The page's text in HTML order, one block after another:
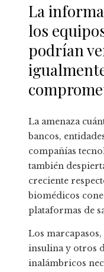
La
los
podrían
La amenaza
bancos,
compañías
también
creciente
biomédicos
plataformas de
Los
insulina y otros
inalámbricos